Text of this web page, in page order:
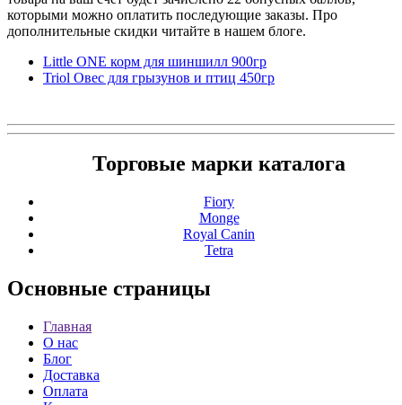
которыми можно оплатить последующие заказы. Про
дополнительные скидки читайте в нашем блоге.
Little ONE корм для шиншилл 900гр
Triol Овес для грызунов и птиц 450гр
Торговые марки каталога
Fiory
Monge
Royal Canin
Tetra
Основные страницы
Главная
О нас
Блог
Доставка
Оплата